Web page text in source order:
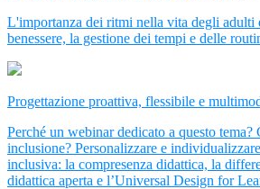
L'importanza dei ritmi nella vita degli adulti
benessere, la gestione dei tempi e delle
Progettazione proattiva, flessibile e
Perché un webinar dedicato a questo tema?
inclusione? Personalizzare e
inclusiva: la compresenza didattica, la
didattica aperta e l’Universal Design for